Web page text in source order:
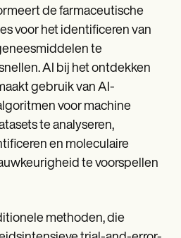
de farmaceutische
voor het identificeren van
te
AI bij het ontdekken
gebruik van AI-
voor machine
te analyseren,
en moleculaire
te voorspellen
methoden, die